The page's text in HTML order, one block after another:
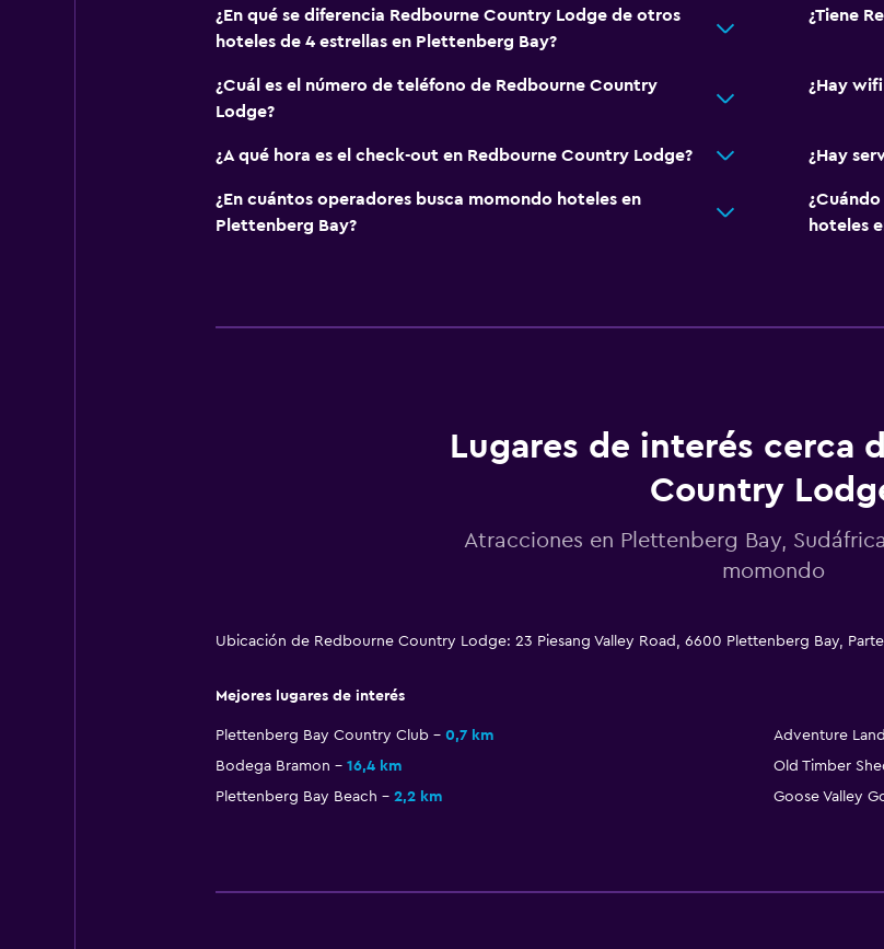
¿En qué se diferencia Redbourne Country Lodge de otros
hoteles de 4 estrellas en Plettenberg Bay?
¿Tiene
¿Cuál es el número de teléfono de Redbourne Country
Lodge?
¿Hay
¿A qué hora es el check-out en Redbourne Country Lodge? ¿Hay
¿En cuántos operadores busca momondo hoteles en
Plettenberg Bay?
hoteles
Lugares de interés cerca
Country
Atracciones en Plettenberg Bay,
momondo
Ubicación de Redbourne Country Lodge: 23 Piesang Valley Road, 6600 Plettenberg Bay,
Mejores lugares de interés
Plettenberg Bay Country Club 0,7 km Adventure
Bodega Bramon
16,4 km Old Timber
Plettenberg Bay Beach
2,2 km Goose Valley